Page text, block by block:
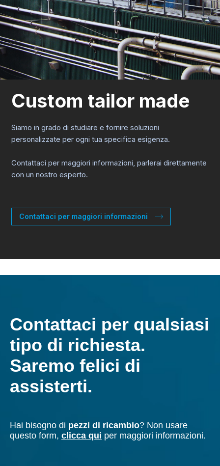
Custom tailor made
Siamo in grado di studiare e fornire soluzioni
personalizzate per ogni tua specifica esigenza.
Contattaci per maggiori informazioni, parlerai direttamente
con un nostro esperto.
Contattaci per maggiori informazioni